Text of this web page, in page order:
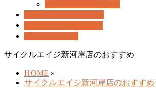
サイクルエイジ新河岸店のおすすめ
HOME »
サイクルエイジ新河岸店のおすすめ